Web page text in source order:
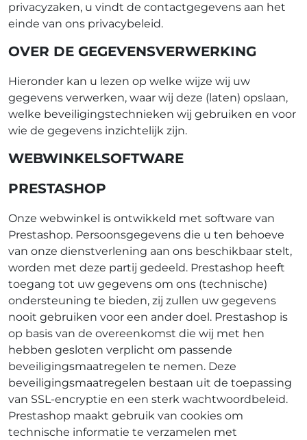
privacyzaken, u vindt de contactgegevens aan het
einde van ons privacybeleid.
OVER DE GEGEVENSVERWERKING
Hieronder kan u lezen op welke wijze wij uw
gegevens verwerken, waar wij deze (laten) opslaan,
welke beveiligingstechnieken wij gebruiken en voor
wie de gegevens inzichtelijk zijn.
WEBWINKELSOFTWARE
PRESTASHOP
Onze webwinkel is ontwikkeld met software van
Prestashop. Persoonsgegevens die u ten behoeve
van onze dienstverlening aan ons beschikbaar stelt,
worden met deze partij gedeeld. Prestashop heeft
toegang tot uw gegevens om ons (technische)
ondersteuning te bieden, zij zullen uw gegevens
nooit gebruiken voor een ander doel. Prestashop is
op basis van de overeenkomst die wij met hen
hebben gesloten verplicht om passende
beveiligingsmaatregelen te nemen. Deze
beveiligingsmaatregelen bestaan uit de toepassing
van SSL-encryptie en een sterk wachtwoordbeleid.
Prestashop maakt gebruik van cookies om
technische informatie te verzamelen met